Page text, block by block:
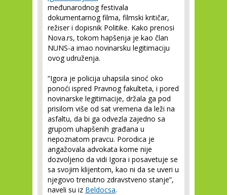
međunarodnog festivala
dokumentarnog filma, filmski kritičar,
režiser i dopisnik Politike. Kako prenosi
Nova.rs, tokom hapšenja je kao član
NUNS-a imao novinarsku legitimaciju
ovog udruženja.
“Igora je policija uhapsila sinoć oko
ponoći ispred Pravnog fakulteta, i pored
novinarske legitimacije, držala ga pod
prisilom više od sat vremena da leži na
asfaltu, da bi ga odvezla zajedno sa
grupom uhapšenih građana u
nepoznatom pravcu. Porodica je
angažovala advokata kome nije
dozvoljeno da vidi Igora i posavetuje se
sa svojim klijentom, kao ni da se uveri u
njegovo trenutno zdravstveno stanje”,
naveli su iz Beldocsa.